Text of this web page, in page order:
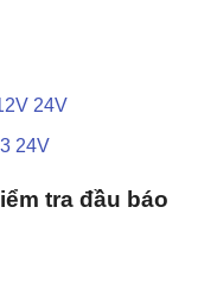
24V
24V
tra đầu báo